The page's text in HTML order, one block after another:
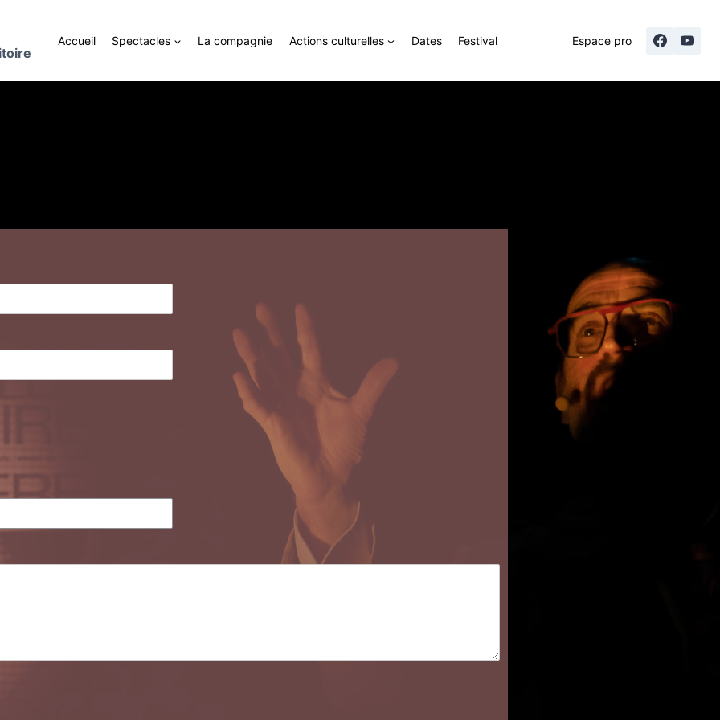
Accueil Spectacles La compagnie Actions culturelles Dates Festival Espace pro